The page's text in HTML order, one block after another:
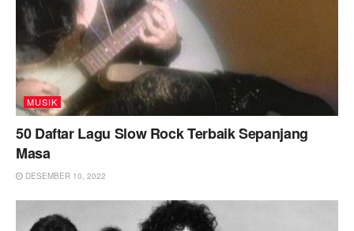
MUSIK
50 Daftar Lagu Slow Rock Terbaik Sepanjang
Masa
DESEMBER 10, 2022